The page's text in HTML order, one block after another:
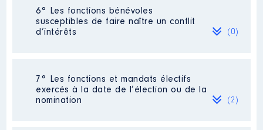
2018 0 €
Net
2019
0 €
Net
2020
2024
0 € Net
cours de l’année précédente
Contrôle d'une activité de conseil
Activité professionnelle
Professeure agrégée du second degré
[Données non publiées]
6° Les fonctions bénévoles
susceptibles de faire naître un conflit
d’intérêts
(0)
Néant
7° Les fonctions et mandats électifs
exercés à la date de l’élection ou de la
nomination
(2)